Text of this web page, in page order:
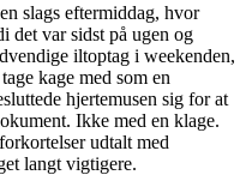
slags eftermiddag, hvor
det var sidst på ugen og
iltoptag i weekenden,
kage med som en
hjertemusen sig for at
Ikke med en klage.
udtalt med
langt vigtigere.